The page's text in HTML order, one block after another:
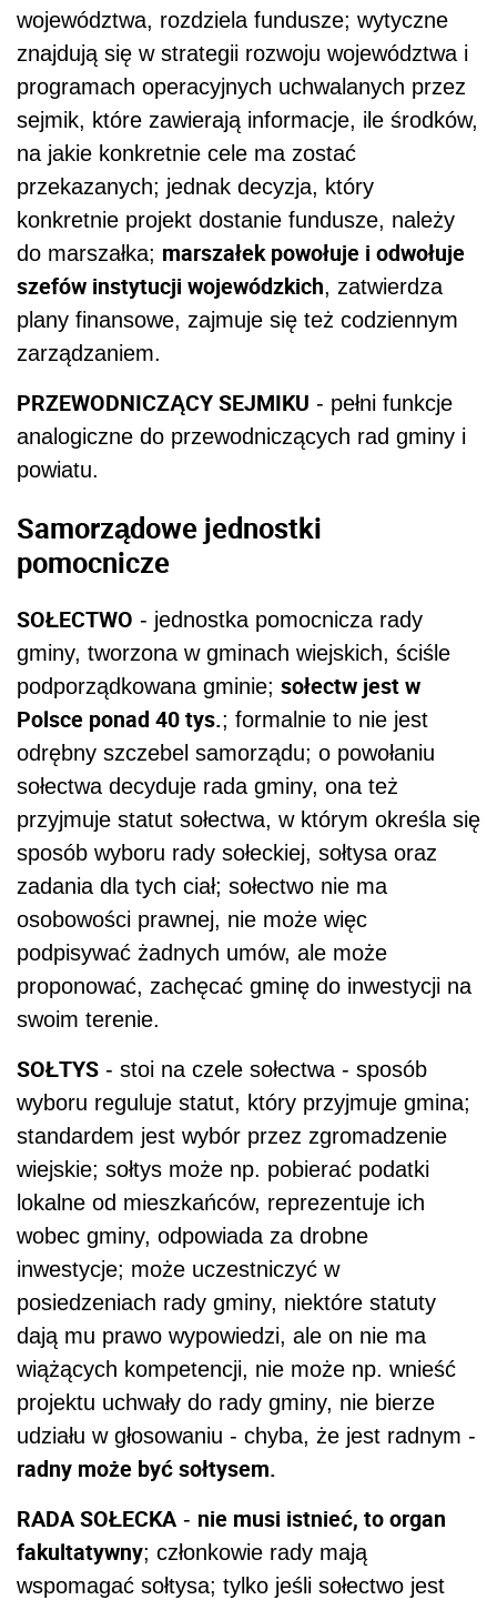
województwa, rozdziela fundusze; wytyczne
znajdują się w strategii rozwoju województwa i
programach operacyjnych uchwalanych przez
sejmik, które zawierają informacje, ile środków,
na jakie konkretnie cele ma zostać
przekazanych; jednak decyzja, który
konkretnie projekt dostanie fundusze, należy
do marszałka; marszałek powołuje i odwołuje
szefów instytucji wojewódzkich, zatwierdza
plany finansowe, zajmuje się też codziennym
zarządzaniem.
PRZEWODNICZĄCY SEJMIKU - pełni funkcje
analogiczne do przewodniczących rad gminy i
powiatu.
Samorządowe jednostki
pomocnicze
SOŁECTWO - jednostka pomocnicza rady
gminy, tworzona w gminach wiejskich, ściśle
podporządkowana gminie; sołectw jest w
Polsce ponad 40 tys.; formalnie to nie jest
odrębny szczebel samorządu; o powołaniu
sołectwa decyduje rada gminy, ona też
przyjmuje statut sołectwa, w którym określa się
sposób wyboru rady sołeckiej, sołtysa oraz
zadania dla tych ciał; sołectwo nie ma
osobowości prawnej, nie może więc
podpisywać żadnych umów, ale może
proponować, zachęcać gminę do inwestycji na
swoim terenie.
SOŁTYS - stoi na czele sołectwa - sposób
wyboru reguluje statut, który przyjmuje gmina;
standardem jest wybór przez zgromadzenie
wiejskie; sołtys może np. pobierać podatki
lokalne od mieszkańców, reprezentuje ich
wobec gminy, odpowiada za drobne
inwestycje; może uczestniczyć w
posiedzeniach rady gminy, niektóre statuty
dają mu prawo wypowiedzi, ale on nie ma
wiążących kompetencji, nie może np. wnieść
projektu uchwały do rady gminy, nie bierze
udziału w głosowaniu - chyba, że jest radnym -
radny może być sołtysem.
RADA SOŁECKA - nie musi istnieć, to organ
fakultatywny; członkowie rady mają
wspomagać sołtysa; tylko jeśli sołectwo jest